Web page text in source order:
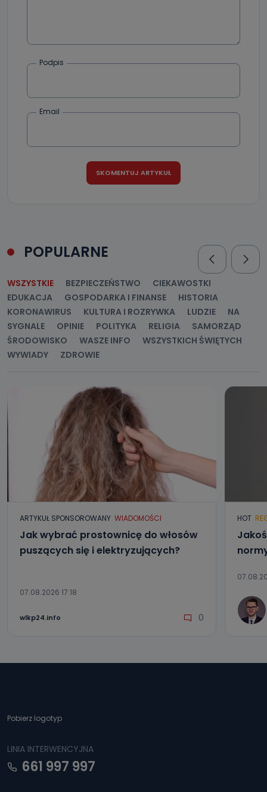
Podpis
Email
POPULARNE
WSZYSTKIE BEZPIECZEŃSTWO
CIEKAWOSTKI
EDUKACJA
GOSPODARKA I FINANSE
HISTORIA
KORONAWIRUS
KULTURA I ROZRYWKA LUDZIE
NA
SYGNALE
OPINIE POLITYKA RELIGIA
SAMORZĄD
ŚRODOWISKO
WASZE INFO
WSZYSTKICH ŚWIĘTYCH
WYWIADY
ZDROWIE
ARTYKUŁ SPONSOROWANY WIADOMOŚCI
Jak wybrać prostownicę do włosów
puszących się i elektryzujących?
07.08.2026 17:18
wlkp24.info 0
HOT
Pobierz logotyp
LINIA INTERWENCYJNA
661 997 997